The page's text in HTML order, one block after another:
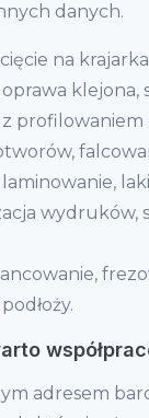
danych.
cięcie na
klejona,
wydruków,
adresem